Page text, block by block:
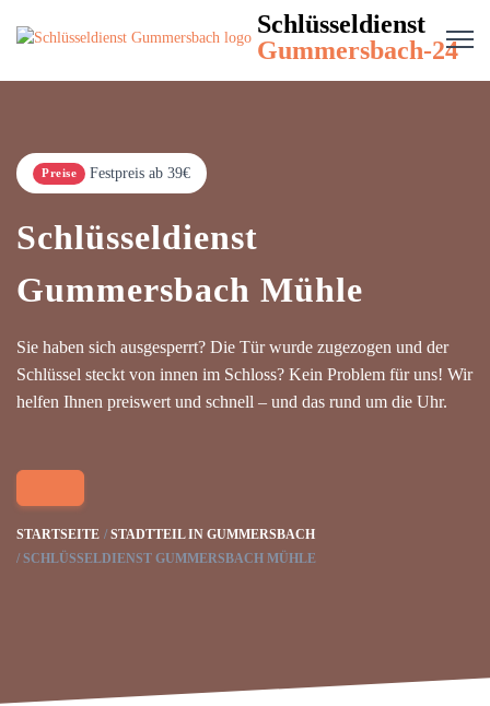
Schlüsseldienst
Gummersbach-24
Preise Festpreis ab 39€
Schlüsseldienst
Gummersbach Mühle
Sie haben sich ausgesperrt? Die Tür wurde zugezogen und der
Schlüssel steckt von innen im Schloss? Kein Problem für uns! Wir
helfen Ihnen preiswert und schnell – und das rund um die Uhr.
STARTSEITE
STADTTEIL IN GUMMERSBACH
SCHLÜSSELDIENST GUMMERSBACH MÜHLE